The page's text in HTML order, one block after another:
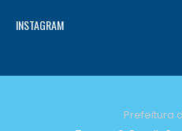
INSTAGRAM
Prefeitura